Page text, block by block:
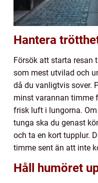
Hantera
Försök att starta resan
som mest utvilad och
då du vanligtvis sover.
minst varannan timme
frisk luft i lungorna.
tunga ska du genast
och ta en kort tupplur.
timme sent än att inte
Håll humöret